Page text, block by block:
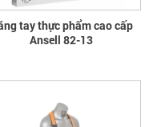
tay thực phẩm cao cấp
Ansell 82-13